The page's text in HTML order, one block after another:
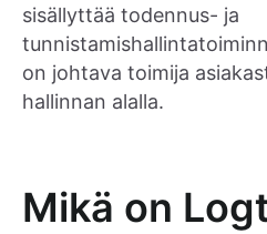
sisällyttää todennus- ja
on johtava toimija
hallinnan alalla.
Mikä on